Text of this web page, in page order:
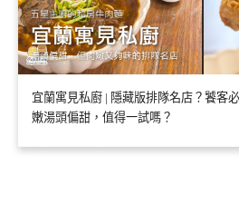
宜蘭寓見私廚 | 隱藏版排隊名店？饕客
嫩湯頭偏甜，值得一試嗎？